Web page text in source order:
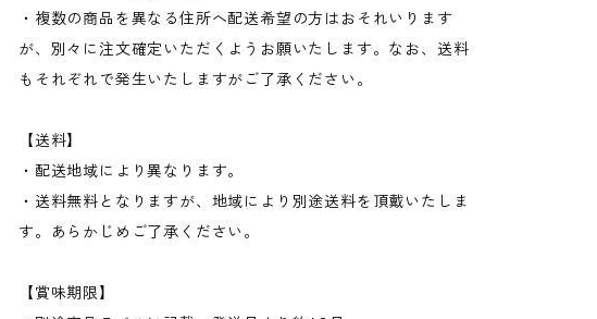
・複数の商品を異なる住所へ配送希望の方はおそれいります
が、別々に注文確定いただくようお願いたします。なお、送料
もそれぞれで発生いたしますがご了承ください。
【送料】
・配送地域により異なります。
・送料無料となりますが、地域により別途送料を頂戴いたしま
す。あらかじめご了承ください。
【賞味期限】